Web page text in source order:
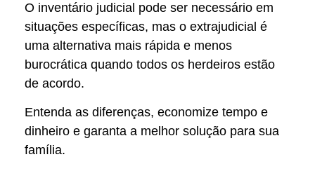
O inventário judicial pode ser necessário em
situações específicas, mas o extrajudicial é
uma alternativa mais rápida e menos
burocrática quando todos os herdeiros estão
de acordo.
Entenda as diferenças, economize tempo e
dinheiro e garanta a melhor solução para sua
família.